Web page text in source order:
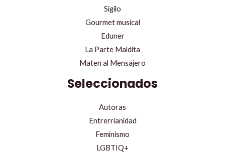
Sigilo
Gourmet musical
Eduner
La Parte Maldita
Maten al Mensajero
Seleccionados
Autoras
Entrerrianidad
Feminismo
LGBTIQ+